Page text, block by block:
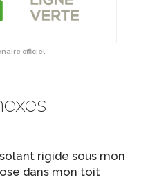
officiel
rigide sous mon
dans mon toit